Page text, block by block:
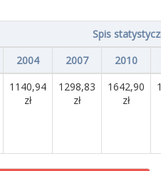
Spis
2004 2007
2010
1140,94
zł
1298,83
zł
1642,90
zł